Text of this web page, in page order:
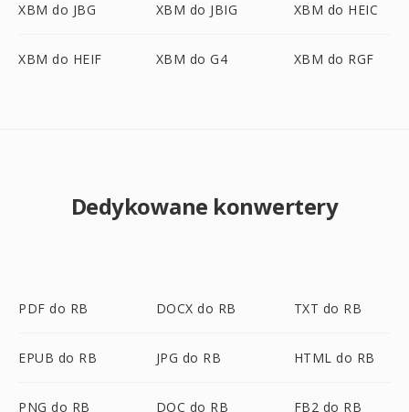
XBM do JBG XBM do JBIG XBM do HEIC
XBM do HEIF XBM do G4 XBM do RGF
Dedykowane konwertery
PDF do RB DOCX do RB TXT do RB
EPUB do RB JPG do RB HTML do RB
PNG do RB DOC do RB FB2 do RB